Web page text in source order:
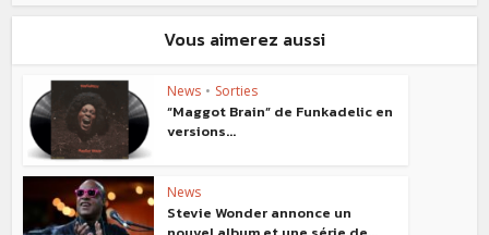
Vous aimerez aussi
News • Sorties
“Maggot Brain” de Funkadelic en
versions...
News
Stevie Wonder annonce un